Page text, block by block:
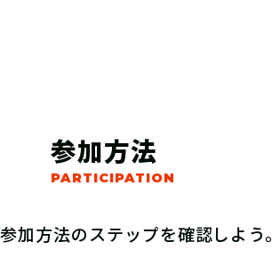
参加方法
参加方法のステップを確認しよう。